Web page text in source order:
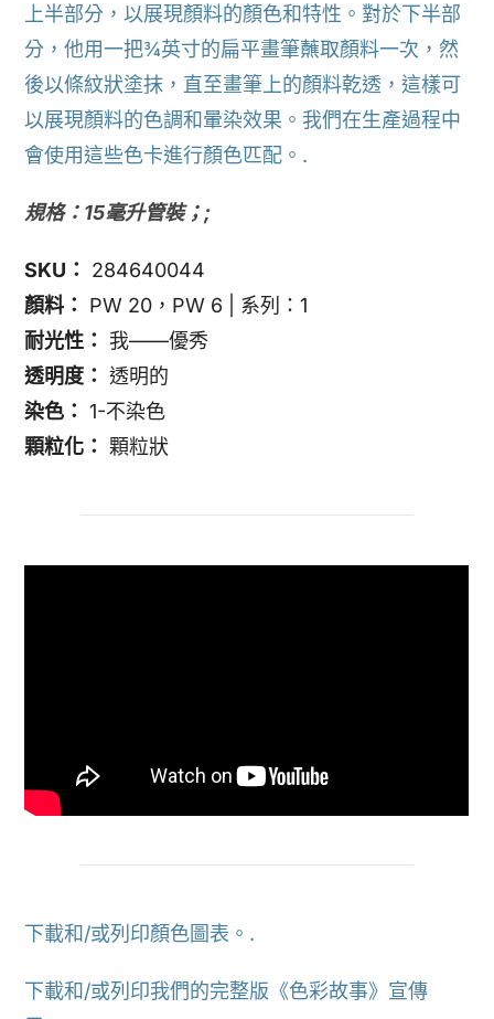
上半部分，以展現顏料的顏色和特性。對於下半部
分，他用一把¾英寸的扁平畫筆蘸取顏料一次，然
後以條紋狀塗抹，直至畫筆上的顏料乾透，這樣可
以展現顏料的色調和暈染效果。我們在生產過程中
會使用這些色卡進行顏色匹配。.
規格：15毫升管裝；;
SKU：
284640044
顏料：
PW 20，PW 6 | 系列：1
耐光性：
我——優秀
透明度： 透明的
染色： 1-不染色
顆粒化： 顆粒狀
下載和/或列印顏色圖表。.
下載和/或列印我們的完整版《色彩故事》宣傳